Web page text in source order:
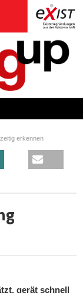
erkennen
gerät schnell